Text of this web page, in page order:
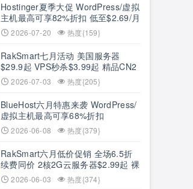
Hostinger夏季大促 WordPress/虚拟
主机最高可享82%折扣 低至$2.69/月
+3个月赠期
2026-07-20 热度{159}
RakSmart七月活动 美国服务器
$29.9起 VPS秒杀$3.99起 精品CN2
低至6.5折
2026-07-03 热度{205}
BlueHost六月特惠来袭 WordPress/
虚拟主机最高可享68%折扣
2026-06-08 热度{379}
RakSmart六月低价促销 全场6.5折
续费同价 2核2G云服务器$2.99起 裸
机云买1送1
2026-06-03 热度{374}